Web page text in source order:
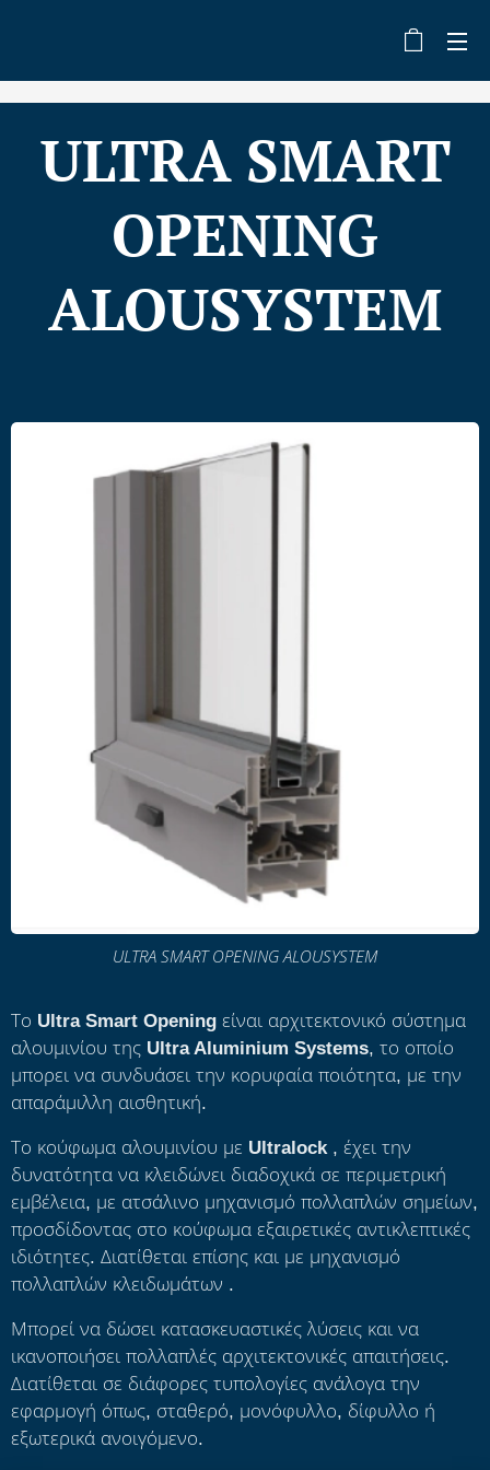
ULTRA SMART
OPENING
ALOUSYSTEM
ULTRA SMART OPENING ALOUSYSTEM
Το Ultra Smart Opening είναι αρχιτεκτονικό σύστημα
αλουμινίου της Ultra Aluminium Systems, το οποίο
μπορει να συνδυάσει την κορυφαία ποιότητα, με την
απαράμιλλη αισθητική.
Το κούφωμα αλουμινίου με Ultralock, έχει την
δυνατότητα να κλειδώνει διαδοχικά σε περιμετρική
εμβέλεια, με ατσάλινο μηχανισμό πολλαπλών σημείων,
προσδίδοντας στο κούφωμα εξαιρετικές αντικλεπτικές
ιδιότητες. Διατίθεται επίσης και με μηχανισμό
πολλαπλών κλειδωμάτων .
Μπορεί να δώσει κατασκευαστικές λύσεις και να
ικανοποιήσει πολλαπλές αρχιτεκτονικές απαιτήσεις.
Διατίθεται σε διάφορες τυπολογίες ανάλογα την
εφαρμογή όπως, σταθερό, μονόφυλλο, δίφυλλο ή
εξωτερικά ανοιγόμενο.